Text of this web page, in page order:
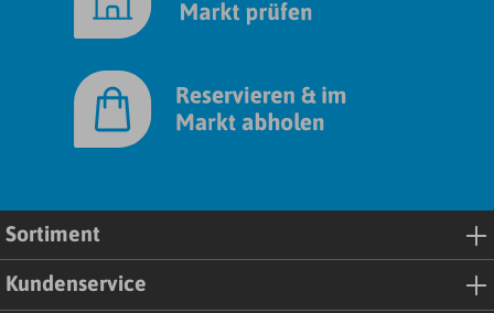
Sortiment
Kundenservice